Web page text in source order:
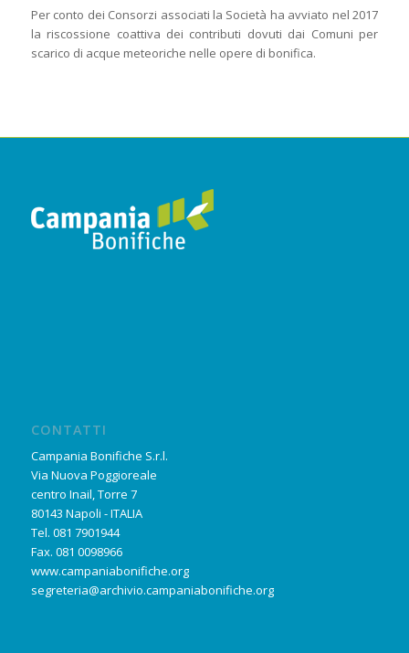
Per conto dei Consorzi associati la Società ha avviato nel 2017
la riscossione coattiva dei contributi dovuti dai Comuni per
scarico di acque meteoriche nelle opere di bonifica.
CONTATTI
Campania Bonifiche S.r.l.
Via Nuova Poggioreale
centro Inail, Torre 7
80143 Napoli - ITALIA
Tel. 081 7901944
Fax. 081 0098966
www.campaniabonifiche.org
segreteria@archivio.campaniabonifiche.org